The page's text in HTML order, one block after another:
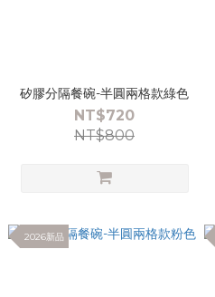
矽膠分隔餐碗-半圓兩格款綠色
NT$720
NT$800
2026新品